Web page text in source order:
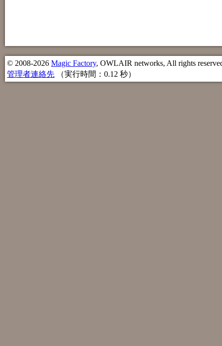
© 2008-2026 Magic Factory, OWLAIR networks, All rights
管理者連絡先 （実行時間：0.12 秒）